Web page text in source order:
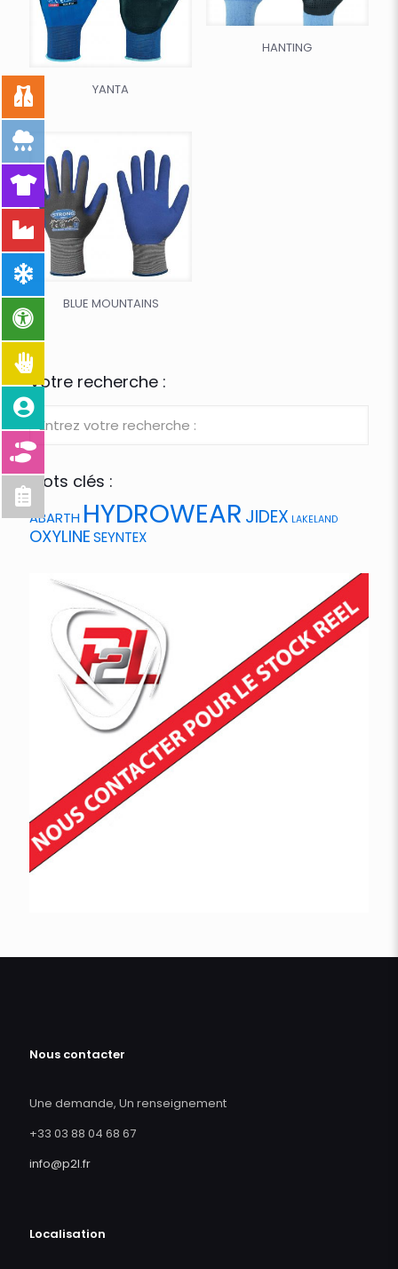
YANTA
HANTING
BLUE MOUNTAINS
Votre recherche :
Mots clés :
ABARTH HYDROWEAR JIDEX LAKELAND
OXYLINESEYNTEX
Nous contacter
Une demande, Un renseignement
+33 03 88 04 68 67
info@p2l.fr
Localisation